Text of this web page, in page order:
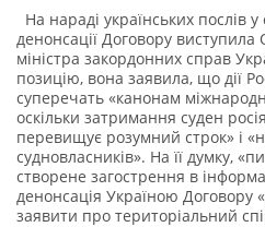
На нараді українських послів
денонсації Договору
міністра закордонних справ
позицію, вона заявила, що дії
суперечать «канонам
оскільки затримання суден
перевищує розумний строк» і
судновласників». На її думку,
створене загострення в
денонсація Україною Договору
заявити про територіальний